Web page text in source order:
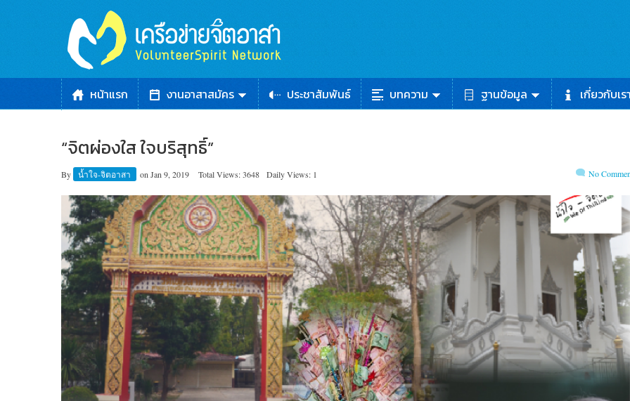
หน้าแรก งานอาสาสมัคร ประชาสัมพันธ์ บทความ ฐานข้อมูล เกี่ยวกับเรา
“จิตผ่องใส ใจบริสุทธิ์”
By น้ำใจ-จิตอาสา on Jan 9, 2019 Total Views: 3648 Daily Views: 1 No